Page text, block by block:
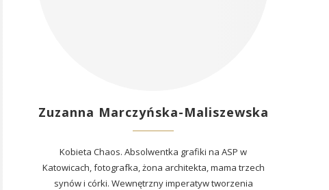
Zuzanna Marczyńska-Maliszewska
Kobieta Chaos. Absolwentka grafiki na ASP w
Katowicach, fotografka, żona architekta, mama trzech
synów i córki. Wewnętrzny imperatyw tworzenia